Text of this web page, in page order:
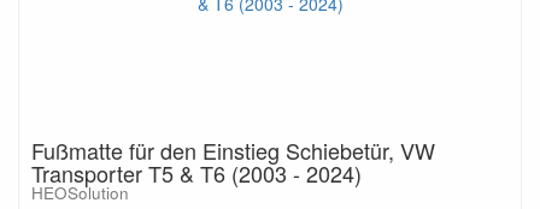
Fußmatte für den Einstieg Schiebetür, VW
Transporter T5 & T6 (2003 - 2024)
HEOSolution